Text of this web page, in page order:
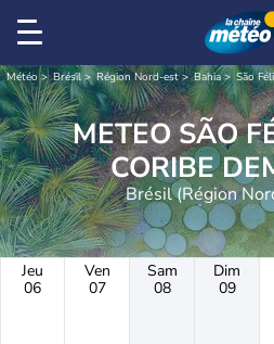
Météo Brésil Région Nord-est Bahia São
METEO SÃO FÉLIX DO
CORIBE
Brésil (Région
Jeu
06
Ven
07
Sam
08
Dim
09